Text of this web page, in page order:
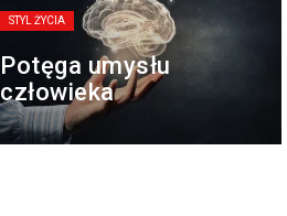
STYL ŻYCIA
Potęga umysłu
człowieka